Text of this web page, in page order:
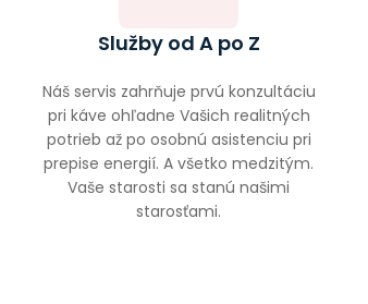
Služby od A po Z
Náš servis zahrňuje prvú konzultáciu
pri káve ohľadne Vašich realitných
potrieb až po osobnú asistenciu pri
prepise energií. A všetko medzitým.
Vaše starosti sa stanú našimi
starosťami.